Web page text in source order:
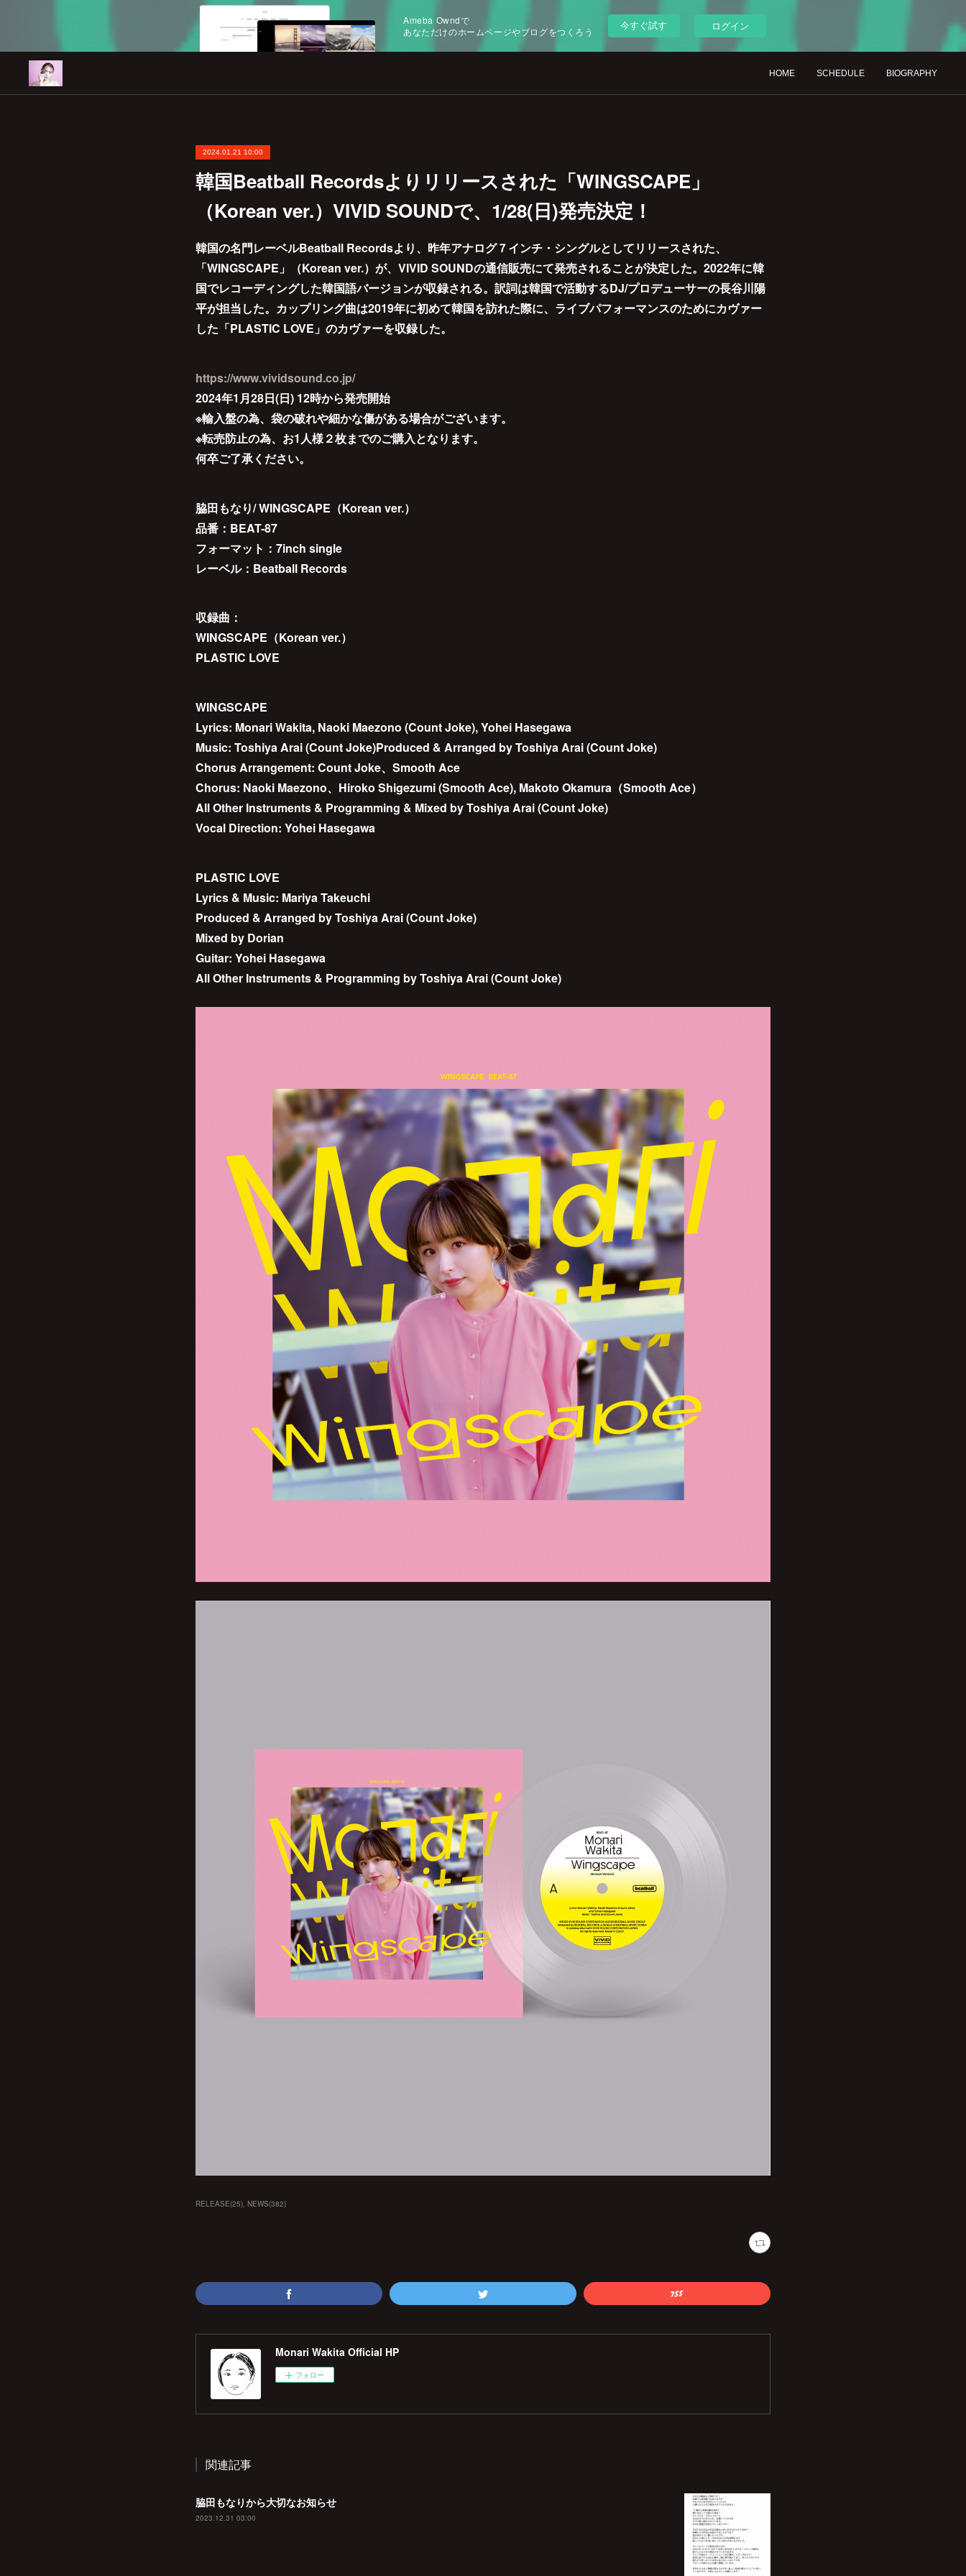
Ameba Owndで
あなただけのホームページやブログをつくろう
今すぐ試す ログイン
HOME SCHEDULE BIOGRAPHY
2024.01.21 10:00
韓国Beatball Recordsよりリリースされた「WINGSCAPE」
（Korean ver.）VIVID SOUNDで、1/28(日)発売決定！
韓国の名門レーベルBeatball Recordsより、昨年アナログ７インチ・シングルとしてリリースされた、
「WINGSCAPE」（Korean ver.）が、VIVID SOUNDの通信販売にて発売されることが決定した。2022年に韓
国でレコーディングした韓国語バージョンが収録される。訳詞は韓国で活動するDJ/プロデューサーの長谷川陽
平が担当した。カップリング曲は2019年に初めて韓国を訪れた際に、ライブパフォーマンスのためにカヴァー
した「PLASTIC LOVE」のカヴァーを収録した。
https://www.vividsound.co.jp/
2024年1月28日(日) 12時から発売開始
※輸入盤の為、袋の破れや細かな傷がある場合がございます。
※転売防止の為、お1人様２枚までのご購入となります。
何卒ご了承ください。
脇田もなり/ WINGSCAPE（Korean ver.）
品番：BEAT-87
フォーマット：7inch single
レーベル：Beatball Records
収録曲：
WINGSCAPE（Korean ver.）
PLASTIC LOVE
WINGSCAPE
Lyrics: Monari Wakita, Naoki Maezono (Count Joke), Yohei Hasegawa
Music: Toshiya Arai (Count Joke)Produced & Arranged by Toshiya Arai (Count Joke)
Chorus Arrangement: Count Joke、Smooth Ace
Chorus: Naoki Maezono、Hiroko Shigezumi (Smooth Ace), Makoto Okamura（Smooth Ace）
All Other Instruments & Programming & Mixed by Toshiya Arai (Count Joke)
Vocal Direction: Yohei Hasegawa
PLASTIC LOVE
Lyrics & Music: Mariya Takeuchi
Produced & Arranged by Toshiya Arai (Count Joke)
Mixed by Dorian
Guitar: Yohei Hasegawa
All Other Instruments & Programming by Toshiya Arai (Count Joke)
RELEASE(25) NEWS(382)
Monari Wakita Official HP
フォロー
関連記事
脇田もなりから大切なお知らせ
2023.12.31 03:00